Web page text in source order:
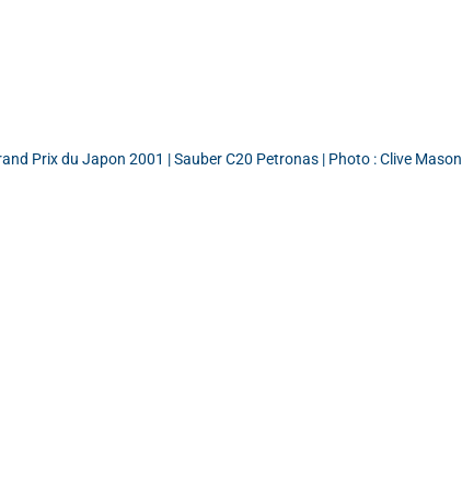
Prix du Japon 2001 | Sauber C20 Petronas | Photo : Clive Mason